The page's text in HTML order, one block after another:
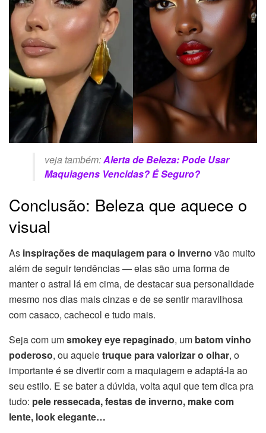
veja também:Alerta de Beleza: Pode Usar
Maquiagens Vencidas? É Seguro?
Conclusão: Beleza que aquece o
visual
As inspirações de maquiagem para o inverno vão muito
além de seguir tendências — elas são uma forma de
manter o astral lá em cima, de destacar sua personalidade
mesmo nos dias mais cinzas e de se sentir maravilhosa
com casaco, cachecol e tudo mais.
Seja com umsmokey eye repaginado, um batom vinho
poderoso, ou aqueletruque para valorizar o olhar, o
importante é se divertir com a maquiagem e adaptá-la ao
seu estilo. E se bater a dúvida, volta aqui que tem dica pra
tudo: pele ressecada, festas de inverno, make com
lente, look elegante…